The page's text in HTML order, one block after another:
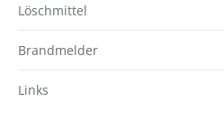
Löschmittel
Brandmelder
Links